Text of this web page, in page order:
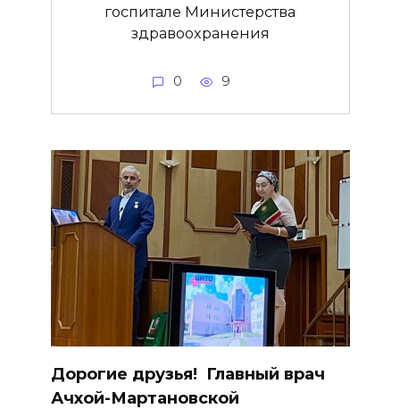
госпитале Министерства
здравоохранения
0 9
Дорогие друзья! ­ Главный врач
Ачхой-Мартановской